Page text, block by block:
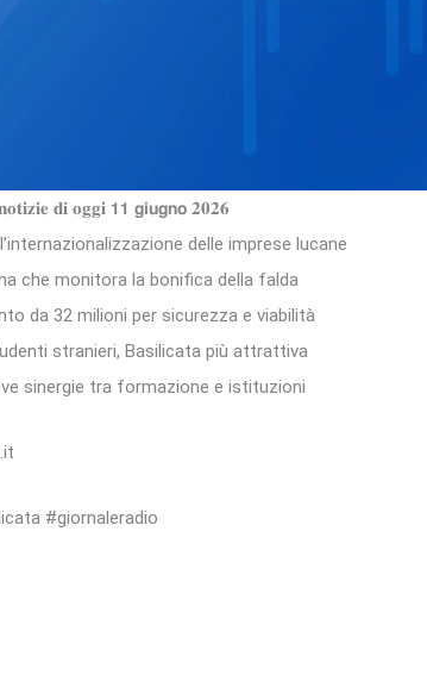
𝐝𝐢 𝐨𝐠𝐠𝐢 𝟭𝟭 𝗴𝗶𝘂𝗴𝗻𝗼 𝟐𝟎𝟐𝟔
delle imprese lucane
che monitora la bonifica della falda
da 32 milioni per sicurezza e viabilità
stranieri, Basilicata più attrattiva
sinergie tra formazione e istituzioni
#giornaleradio